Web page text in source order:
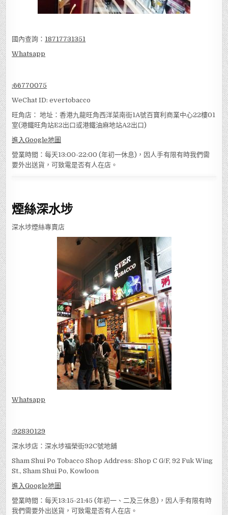
國內查詢： 18717731351
Whatsapp
:66770075
WeChat ID: evertobacco
旺角店： 地址：香港九龍旺角西洋菜南街1A號百寶利商業中心22樓01
室(港鐵旺角站E2出口或港鐵油麻地站A2出口)
進入Google地圖
營業時間：每天13:00-22:00 (年初一休息)，因人手有限有時我們需
要外出送貨，可致電是否有人在店。
煙絲深水埗
深水埗煙絲專賣店
Whatsapp
:92830129
深水埗店：深水埗福榮街92C號地舖
Sham Shui Po Tobacco Shop Address: Shop C G/F, 92 Fuk Wing
St., Sham Shui Po, Kowloon
進入Google地圖
營業時間：每天13:15-21:45 (年初一、二及三休息)，因人手有限有時
我們需要外出送貨，可致電是否有人在店。